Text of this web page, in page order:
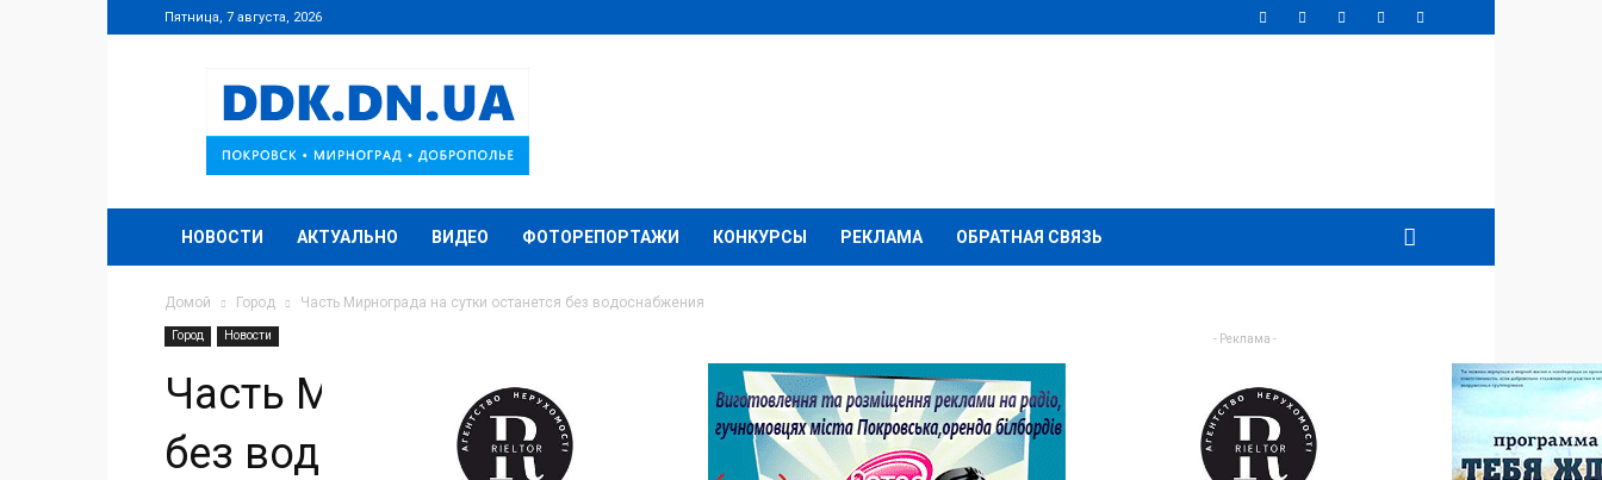
Пятница, 7 августа, 2026
DDK.DN.UA
НОВОСТИ АКТУАЛЬНО ВИДЕО ФОТОРЕПОРТАЖИ КОНКУРСЫ РЕКЛАМА ОБРАТНАЯ СВЯЗЬ
Домой Город Часть Мирнограда на сутки останется без водоснабжения
Город Новости
Часть Мирнограда на сутки останется
без водоснабжения
- Реклама -